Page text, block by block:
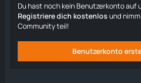
Du hast noch kein Benutzerkonto auf
Registriere dich kostenlos und
Community teil!
Benutzerkonto